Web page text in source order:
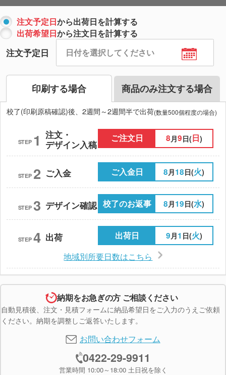
注文予定日から出荷日を計算する
出荷希望日から注文日を計算する
注文予定日
印刷する場合 商品のみ注文する場合
校了(印刷原稿確認)後、2週間～2週間半で出荷(数量500個程度の場合)
STEP 1 注文・
デザイン入稿
ご注文日 8 月9日(日)
STEP 2 ご入金 ご入金日 8月18日(火)
STEP 3 デザイン確認 校了のお返事 8月19日(水)
STEP 4 出荷 出荷日 9月1 日(火)
地域別所要日数はこちら
納期をお急ぎの方 ご相談ください
自動見積後、注文・見積フォームに納品希望日をご入力のうえご依頼
ください。納期を調整しご返答いたします。
お問い合わせフォーム
0422-29-9911
営業時間 10:00～18:00 土日祝を除く